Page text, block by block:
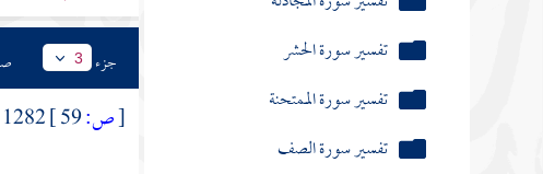
تفسير سورة التغابن
تفسير سورة الطلاق
تفسير سورة التحريم
جزء 3
[ص: 1282 - طعن رسول الله صلى الله عليه وآله وسلم